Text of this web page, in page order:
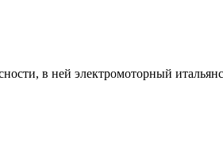
в ней электромоторный